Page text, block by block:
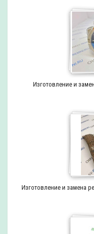
Изготовление и
Изготовление и замена